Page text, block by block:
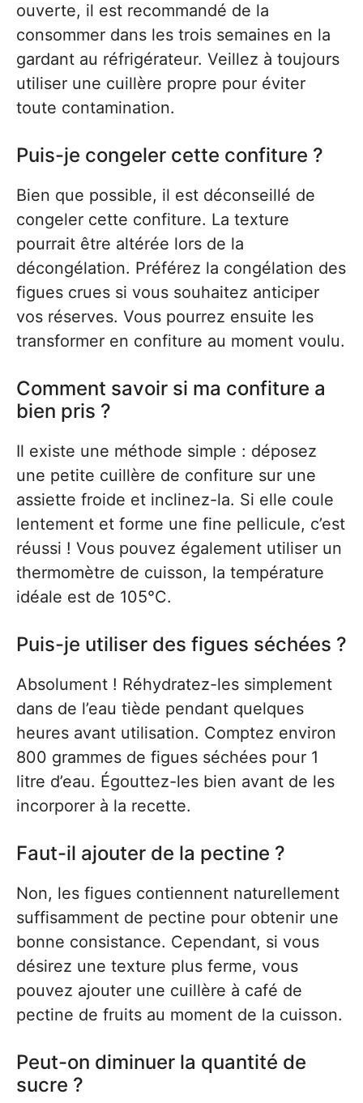
ouverte, il est recommandé de la
consommer dans les trois semaines en la
gardant au réfrigérateur. Veillez à toujours
utiliser une cuillère propre pour éviter
toute contamination.
Puis-je congeler cette confiture ?
Bien que possible, il est déconseillé de
congeler cette confiture. La texture
pourrait être altérée lors de la
décongélation. Préférez la congélation des
figues crues si vous souhaitez anticiper
vos réserves. Vous pourrez ensuite les
transformer en confiture au moment voulu.
Comment savoir si ma confiture a
bien pris ?
Il existe une méthode simple : déposez
une petite cuillère de confiture sur une
assiette froide et inclinez-la. Si elle coule
lentement et forme une fine pellicule, c’est
réussi ! Vous pouvez également utiliser un
thermomètre de cuisson, la température
idéale est de 105°C.
Puis-je utiliser des figues séchées ?
Absolument ! Réhydratez-les simplement
dans de l’eau tiède pendant quelques
heures avant utilisation. Comptez environ
800 grammes de figues séchées pour 1
litre d’eau. Égouttez-les bien avant de les
incorporer à la recette.
Faut-il ajouter de la pectine ?
Non, les figues contiennent naturellement
suffisamment de pectine pour obtenir une
bonne consistance. Cependant, si vous
désirez une texture plus ferme, vous
pouvez ajouter une cuillère à café de
pectine de fruits au moment de la cuisson.
Peut-on diminuer la quantité de
sucre ?